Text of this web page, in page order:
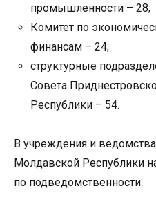
промышленности – 28;
Комитет по
финансам – 24;
структурные
Совета
Республики – 54.
В учреждения и
Молдавской Республики
по подведомственности.